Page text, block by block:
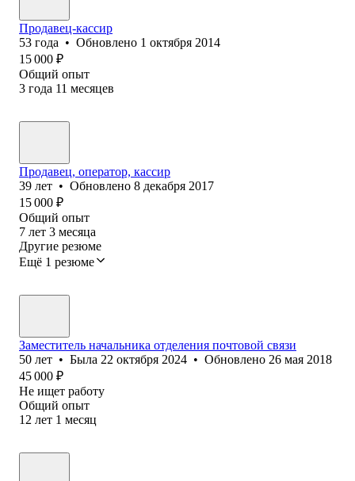
Продавец-кассир
53 года • Обновлено 1 октября 2014
15 000 ₽
Общий опыт
3 года 11 месяцев
Продавец, оператор, кассир
39 лет • Обновлено 8 декабря 2017
15 000 ₽
Общий опыт
7 лет 3 месяца
Другие резюме
Ещё 1 резюме
Заместитель начальника отделения почтовой связи
50 лет • Была 22 октября 2024 • Обновлено 26 мая 2018
45 000 ₽
Не ищет работу
Общий опыт
12 лет 1 месяц